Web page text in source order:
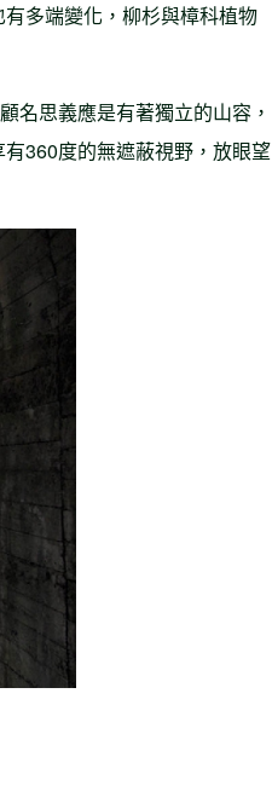
多端變化，柳杉與樟科植物
名思義應是有著獨立的山容，
360度的無遮蔽視野，放眼望